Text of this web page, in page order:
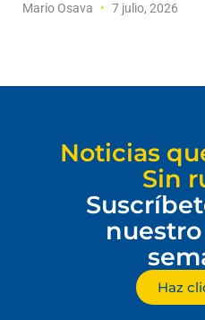
Mario Osava 7 julio, 2026
Noticias
Sin
Haz